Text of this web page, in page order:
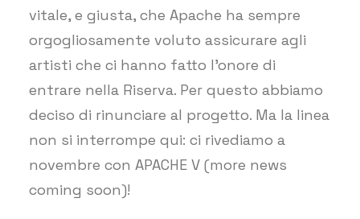
vitale, e giusta, che Apache ha sempre
orgogliosamente voluto assicurare agli
artisti che ci hanno fatto l’onore di
entrare nella Riserva. Per questo abbiamo
deciso di rinunciare al progetto. Ma la linea
non si interrompe qui: ci rivediamo a
novembre con APACHE V (more news
coming soon)!